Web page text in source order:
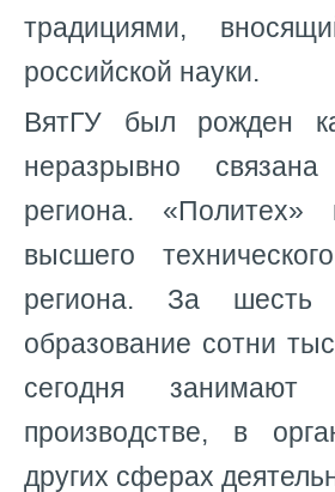
традициями,
российской науки.
ВятГУ был рожден
неразрывно
региона.
высшего
региона. За шесть
образование сотни
сегодня занимают
производстве, в
других сферах